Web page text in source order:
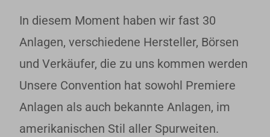
In diesem Moment haben wir fast 30
Anlagen, verschiedene Hersteller, Börsen
und Verkäufer, die zu uns kommen werden
Unsere Convention hat sowohl Premiere
Anlagen als auch bekannte Anlagen, im
amerikanischen Stil aller Spurweiten.